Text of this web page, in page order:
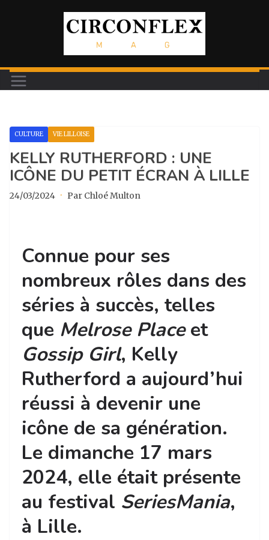
CULTURE VIE LILLOISE
KELLY RUTHERFORD : UNE
ICÔNE DU PETIT ÉCRAN À LILLE
24/03/2024 · Par Chloé Multon
Connue pour ses
nombreux rôles dans des
séries à succès, telles
que Melrose Placeet
Gossip Girl, Kelly
Rutherford a aujourd’hui
réussi à devenir une
icône de sa génération.
Le dimanche 17 mars
2024, elle était présente
au festival SeriesMania,
à Lille.